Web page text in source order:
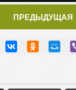
ПРЕДЫДУЩАЯ